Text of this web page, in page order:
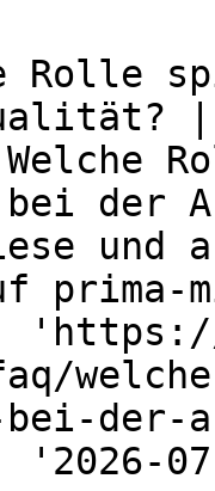
der
und
prima-
'https://
der-